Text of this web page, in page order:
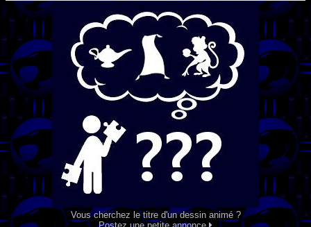
Vous cherchez le titre d'un dessin animé ?